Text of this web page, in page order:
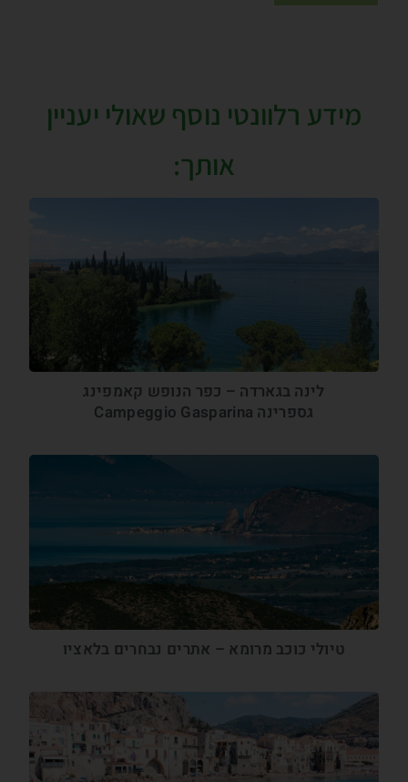
מידע רלוונטי נוסף שאולי יעניין
אותך:
לינה בגארדה – כפר הנופש קאמפינג
גספרינה Campeggio Gasparina
טיולי כוכב מרומא – אתרים נבחרים בלאציו